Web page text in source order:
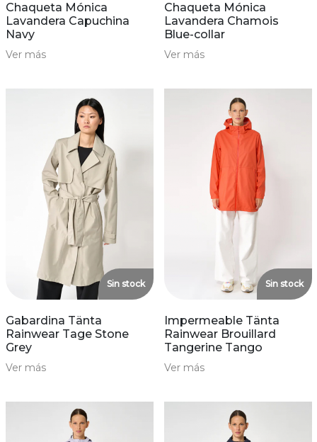
Chaqueta Mónica
Lavandera Capuchina
Navy
Ver más
Chaqueta Mónica
Lavandera Chamois
Blue-collar
Ver más
Sin stock
Gabardina Tänta
Rainwear Tage Stone
Grey
Ver más
Sin stock
Impermeable Tänta
Rainwear Brouillard
Tangerine Tango
Ver más